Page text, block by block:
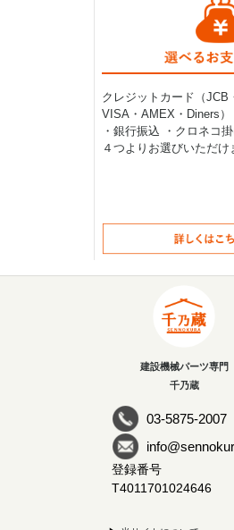
クレジットカード（JCB
VISA・AMEX・Diners）
・銀行振込 ・クロネコ
４つよりお選びいただけ
建設機械パーツ専門
千乃蔵
03-5875-2007
登録番号
T4011701024646